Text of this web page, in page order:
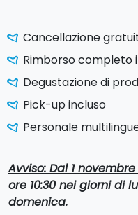
Cancellazione
Rimborso completo
Degustazione di
Pick-up incluso
Personale
Avviso: Dal 1
ore 10:30 nei giorni di
domenica.